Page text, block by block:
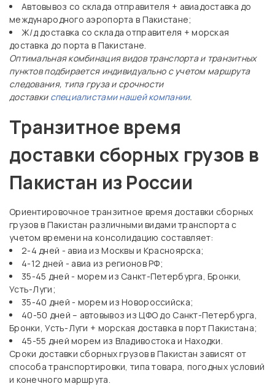
Автовывоз со склада отправителя + авиадоставка до
международного аэропорта в Пакистане;
Ж/д доставка со склада отправителя + морская
доставка до порта в Пакистане.
Оптимальная комбинация видов транспорта и транзитных
пунктов подбирается индивидуально с учетом маршрута
следования, типа груза и срочности
доставки специалистами нашей компании.
Транзитное время
доставки сборных грузов в
Пакистан из России
Ориентировочное транзитное время доставки сборных
грузов в Пакистан различными видами транспорта с
учетом времени на консолидацию составляет:
2-4 дней - авиа из Москвы и Красноярска;
4-12 дней - авиа из регионов РФ;
35-45 дней - морем из Санкт-Петербурга, Бронки,
Усть-Луги;
35-40 дней - морем из Новороссийска;
40-50 дней – автовывоз из ЦФО до Санкт-Петербурга,
Бронки, Усть-Луги + морская доставка в порт Пакистана;
45-55 дней морем из Владивостока и Находки.
Сроки доставки сборных грузов в Пакистан зависят от
способа транспортировки, типа товара, погодных условий
и конечного маршрута.